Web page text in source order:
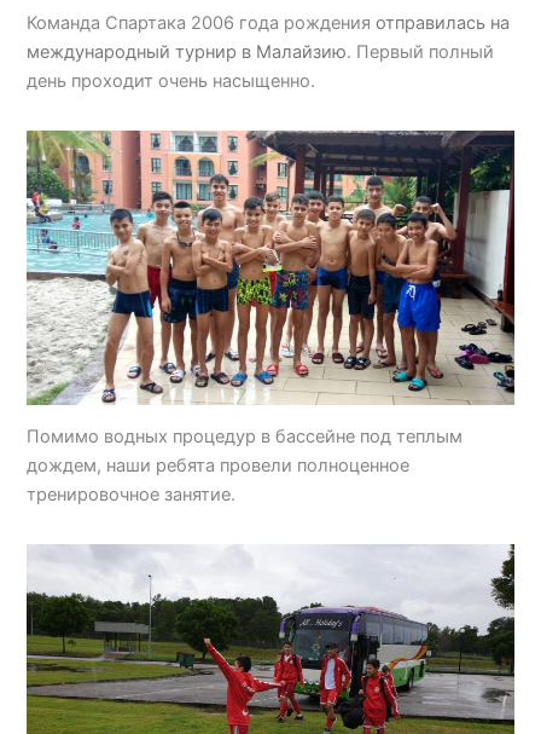
Команда Спартака 2006 года рожденияотправилась на
международный турнир в Малайзию. Первый полный
день проходит очень насыщенно.
Помимо водных процедур в бассейне под теплым
дождем, наши ребята провели полноценное
тренировочное занятие.